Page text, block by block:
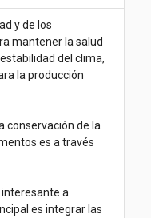
y de los
mantener la salud
del clima,
la producción
conservación de la
es a través
a
es integrar las